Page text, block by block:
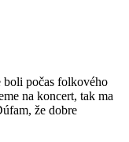
boli počas folkového
na koncert, tak ma
že dobre